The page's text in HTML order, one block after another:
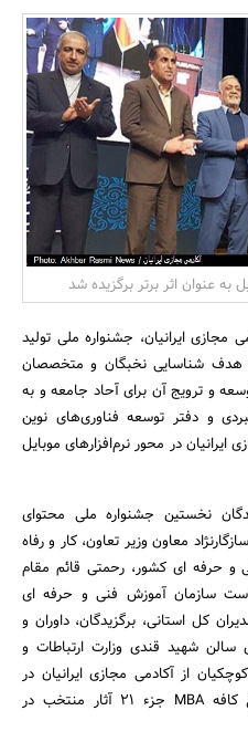
بانک، بیمه و سرمایه
مسکن و ساختمان
ایرانیان، جشنواره ملی تولید
هدف شناسایی نخبگان و متخصصان
و ترویج آن برای آحاد جامعه و به
و دفتر توسعه فناوری‌های نوین
در محور نرم‌افزارهای موبایل
نخستین جشنواره ملی محتوای
معاون وزیر تعاون، کار و رفاه
حرفه ای کشور، رحمتی قائم مقام
سازمان آموزش فنی و حرفه ای
کل استانی، برگزیدگان، داوران و
شهید قندی وزارت ارتباطات و
از آکادمی مجازی ایرانیان در
محور نرم افزارهای موبایل با موضوع کافه MBA جزء 21 آثار منتخب در